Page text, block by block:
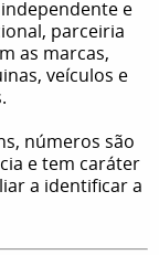
e
parceiria
as marcas,
veículos e
números são
e tem caráter
a identificar a